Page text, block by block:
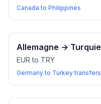
Canada to Philippines
Allemagne → Turquie
EUR to TRY
Germany to Turkey transfers